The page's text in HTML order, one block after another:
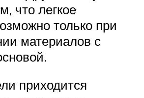
что легкое
только при
материалов с
приходится